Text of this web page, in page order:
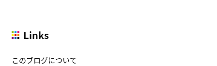
Links
このブログについて